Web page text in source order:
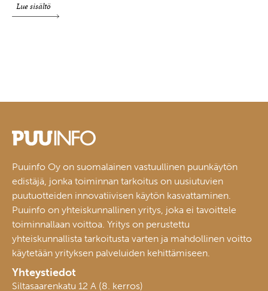
Lue sisältö
Puuinfo Oy on suomalainen vastuullinen puunkäytön
edistäjä, jonka toiminnan tarkoitus on uusiutuvien
puutuotteiden innovatiivisen käytön kasvattaminen.
Puuinfo on yhteiskunnallinen yritys, joka ei tavoittele
toiminnallaan voittoa. Yritys on perustettu
yhteiskunnallista tarkoitusta varten ja mahdollinen voitto
käytetään yrityksen palveluiden kehittämiseen.
Yhteystiedot
Siltasaarenkatu 12 A (8. kerros)